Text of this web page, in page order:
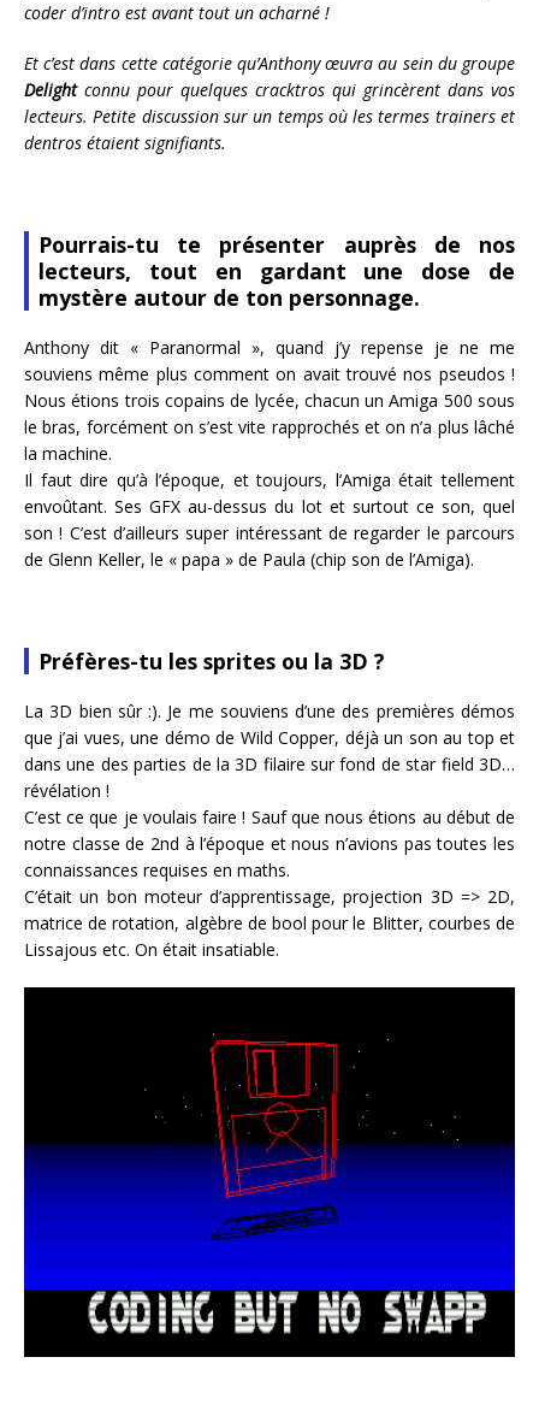
coder d’intro est avant tout un acharné !
Et c’est dans cette catégorie qu’Anthony œuvra au sein du groupe
Delightconnu pour quelques cracktros qui grincèrent dans vos
lecteurs. Petite discussion sur un temps où les termes trainers et
dentros étaient signifiants.
Pourrais-tu te présenter auprès de nos
lecteurs, tout en gardant une dose de
mystère autour de ton personnage.
Anthony dit « Paranormal », quand j’y repense je ne me
souviens même plus comment on avait trouvé nos pseudos !
Nous étions trois copains de lycée, chacun un Amiga 500 sous
le bras, forcément on s’est vite rapprochés et on n’a plus lâché
la machine.
Il faut dire qu’à l’époque, et toujours, l’Amiga était tellement
envoûtant. Ses GFX au-dessus du lot et surtout ce son, quel
son ! C’est d’ailleurs super intéressant de regarder le parcours
de Glenn Keller, le « papa » de Paula (chip son de l’Amiga).
Préfères-tu les sprites ou la 3D ?
La 3D bien sûr :). Je me souviens d’une des premières démos
que j’ai vues, une démo de Wild Copper, déjà un son au top et
dans une des parties de la 3D filaire sur fond de star field 3D…
révélation !
C’est ce que je voulais faire ! Sauf que nous étions au début de
notre classe de 2nd à l’époque et nous n’avions pas toutes les
connaissances requises en maths.
C’était un bon moteur d’apprentissage, projection 3D => 2D,
matrice de rotation, algèbre de bool pour le Blitter, courbes de
Lissajous etc. On était insatiable.